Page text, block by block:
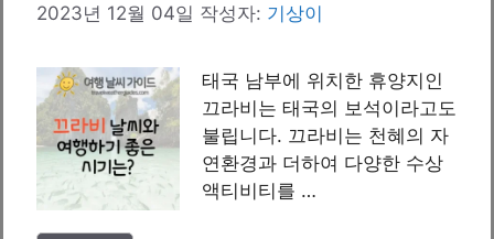
2023년 12월 04일 작성자: 기상이
태국 남부에 위치한 휴양지인
끄라비는 태국의 보석이라고도
불립니다. 끄라비는 천혜의 자
연환경과 더하여 다양한 수상
액티비티를 …